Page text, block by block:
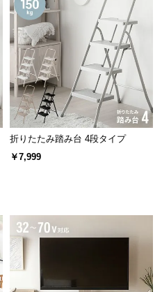
折りたたみ踏み台 4段タイプ
￥7,999